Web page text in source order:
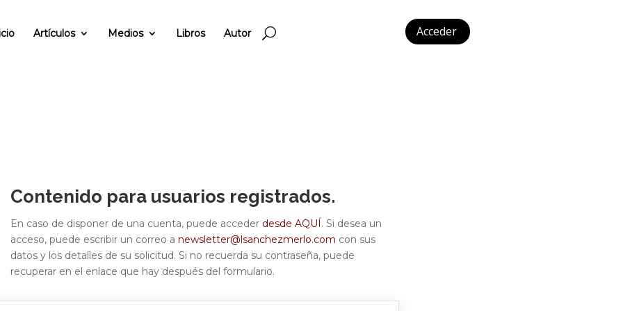
Artículos Medios Libros Autor Acceder
Contenido para usuarios registrados.
En caso de disponer de una cuenta, puede acceder desde AQUÍ. Si desea un
acceso, puede escribir un correo a newsletter@lsanchezmerlo.com con sus
datos y los detalles de su solicitud. Si no recuerda su contraseña, puede
recuperar en el enlace que hay después del formulario.